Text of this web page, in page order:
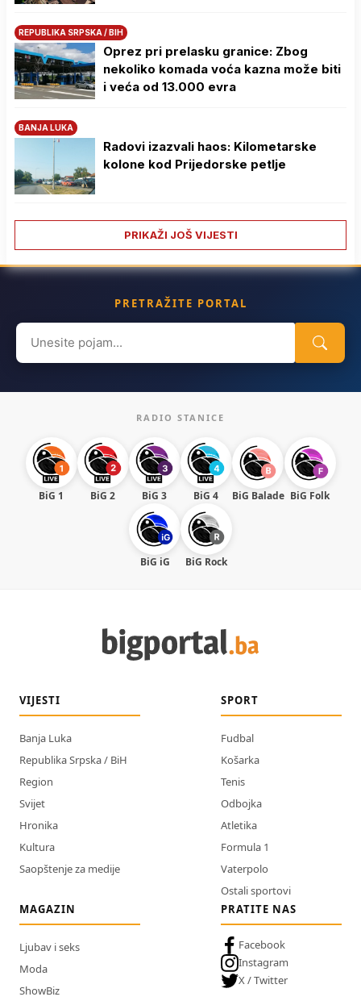
REPUBLIKA SRPSKA / BIH
Oprez pri prelasku granice: Zbog
nekoliko komada voća kazna može biti
i veća od 13.000 evra
BANJA LUKA
Radovi izazvali haos: Kilometarske
kolone kod Prijedorske petlje
PRIKAŽI JOŠ VIJESTI
PRETRAŽITE PORTAL
Search
for:
RADIO STANICE
BiG 1 BiG 2 BiG 3 BiG 4 BiG Balade BiG Folk
BiG iG BiG Rock
VIJESTI
Banja Luka
Republika Srpska / BiH
Region
Svijet
Hronika
Kultura
Saopštenje za medije
SPORT
Fudbal
Košarka
Tenis
Odbojka
Atletika
Formula 1
Vaterpolo
Ostali sportovi
MAGAZIN
Ljubav i seks
Moda
ShowBiz
PRATITE NAS
Facebook
Instagram
X / Twitter